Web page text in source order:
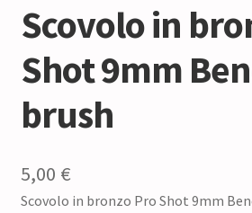
Scovolo in
Shot 9mm
brush
5,00 €
Scovolo in bronzo Pro Shot 9mm